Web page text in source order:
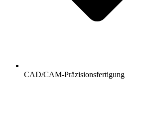
CAD/CAM-Präzisionsfertigung